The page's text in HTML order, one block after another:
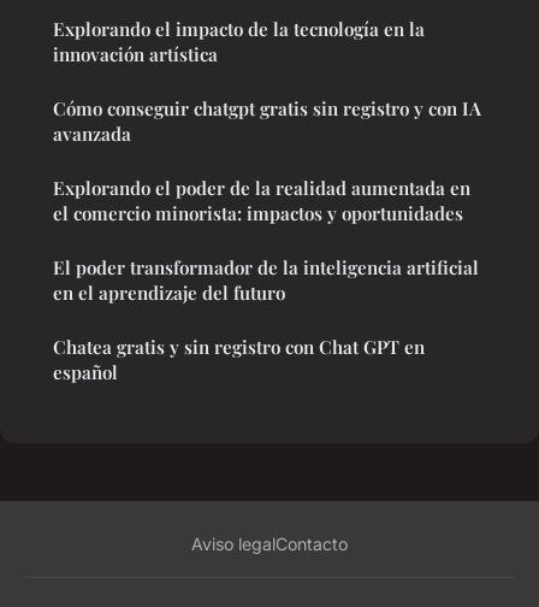
Explorando el impacto de la tecnología en la
innovación artística
Cómo conseguir chatgpt gratis sin registro y con IA
avanzada
Explorando el poder de la realidad aumentada en
el comercio minorista: impactos y oportunidades
El poder transformador de la inteligencia artificial
en el aprendizaje del futuro
Chatea gratis y sin registro con Chat GPT en
español
Aviso legalContacto